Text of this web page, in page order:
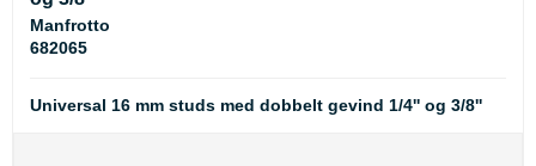
Manfrotto
682065
Universal 16 mm studs med dobbelt gevind 1/4'' og 3/8''